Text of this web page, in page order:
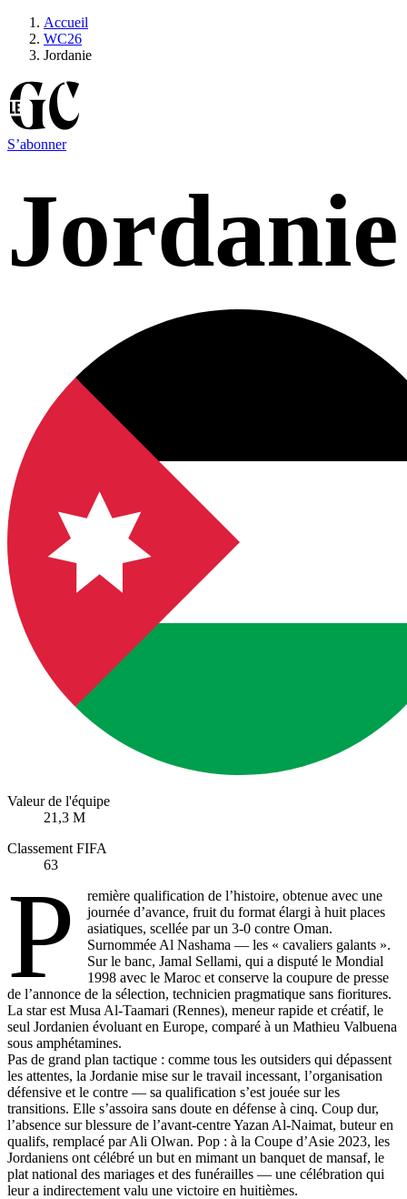
Accueil
WC26
Jordanie
S’abonner
Jordanie
Valeur de l'équipe
21,3 M
Classement FIFA
63
P
remière qualification de l’histoire, obtenue avec une
journée d’avance, fruit du format élargi à huit places
asiatiques, scellée par un 3-0 contre Oman.
Surnommée Al Nashama — les « cavaliers galants ».
Sur le banc, Jamal Sellami, qui a disputé le Mondial
1998 avec le Maroc et conserve la coupure de presse
de l’annonce de la sélection, technicien pragmatique sans fioritures.
La star est Musa Al-Taamari (Rennes), meneur rapide et créatif, le
seul Jordanien évoluant en Europe, comparé à un Mathieu Valbuena
sous amphétamines.
Pas de grand plan tactique : comme tous les outsiders qui dépassent
les attentes, la Jordanie mise sur le travail incessant, l’organisation
défensive et le contre — sa qualification s’est jouée sur les
transitions. Elle s’assoira sans doute en défense à cinq. Coup dur,
l’absence sur blessure de l’avant-centre Yazan Al-Naimat, buteur en
qualifs, remplacé par Ali Olwan. Pop : à la Coupe d’Asie 2023, les
Jordaniens ont célébré un but en mimant un banquet de mansaf, le
plat national des mariages et des funérailles — une célébration qui
leur a indirectement valu une victoire en huitièmes.